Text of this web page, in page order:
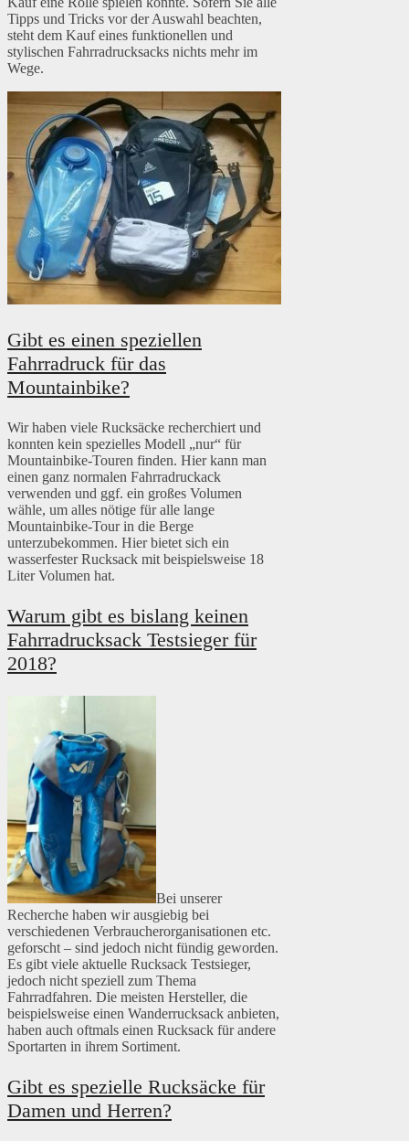
Tipps und Tricks vor der Auswahl beachten,
steht dem Kauf eines funktionellen und
stylischen Fahrradrucksacks nichts mehr im
Wege.
Gibt es einen speziellen
Fahrradruck für das
Mountainbike?
Wir haben viele Rucksäcke recherchiert und
konnten kein spezielles Modell „nur“ für
Mountainbike-Touren finden. Hier kann man
einen ganz normalen Fahrradruckack
verwenden und ggf. ein großes Volumen
wähle, um alles nötige für alle lange
Mountainbike-Tour in die Berge
unterzubekommen. Hier bietet sich ein
wasserfester Rucksack mit beispielsweise 18
Liter Volumen hat.
Warum gibt es bislang keinen
Fahrradrucksack Testsieger für
2018?
Bei unserer
Recherche haben wir ausgiebig bei
verschiedenen Verbraucherorganisationen etc.
geforscht – sind jedoch nicht fündig geworden.
Es gibt viele aktuelle Rucksack Testsieger,
jedoch nicht speziell zum Thema
Fahrradfahren. Die meisten Hersteller, die
beispielsweise einen Wanderrucksack anbieten,
haben auch oftmals einen Rucksack für andere
Sportarten in ihrem Sortiment.
Gibt es spezielle Rucksäcke für
Damen und Herren?